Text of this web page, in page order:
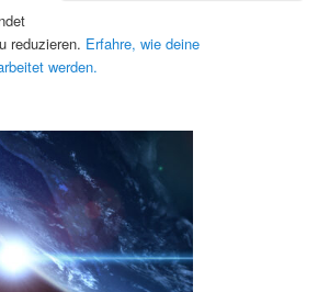
reduzieren. Erfahre, wie deine
werden.